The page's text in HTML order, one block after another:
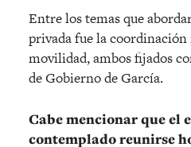
Entre los temas que
privada fue la
movilidad, ambos fijados
de Gobierno de García.
Cabe mencionar que el
contemplado reunirse